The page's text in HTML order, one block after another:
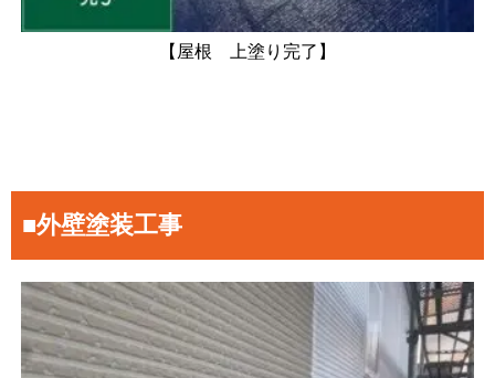
【屋根 上塗り完了】
■外壁塗装工事